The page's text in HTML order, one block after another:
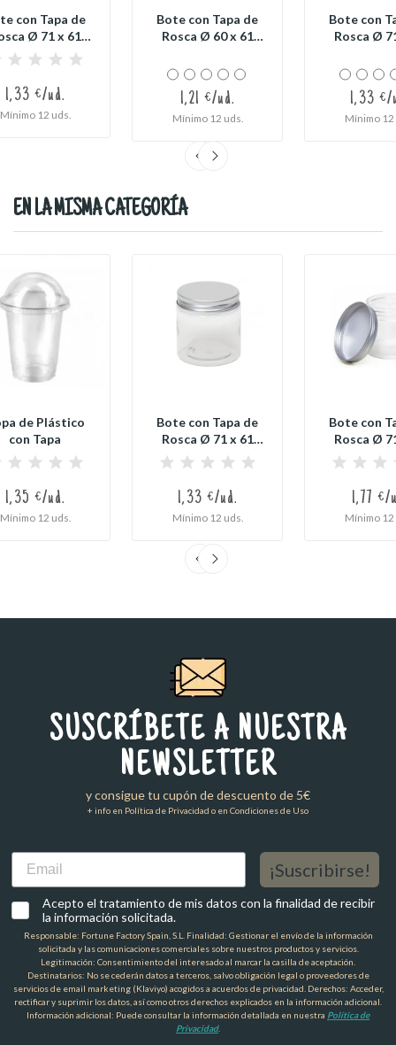
con Tapa de
Ø 71 x 61
mm
1,33 €/ud.
Mínimo 12 uds.
Bote con Tapa de
Rosca Ø 60 x 61
1,21 €/ud.
Mínimo 12 uds.
Bote con
Rosca Ø
1,33 €/
Mínimo 12
EN LA MISMA CATEGORÍA
de Plástico
con Tapa
1,35 €/ud.
Mínimo 12 uds.
Bote con Tapa de
Rosca Ø 71 x 61
mm
1,33 €/ud.
Mínimo 12 uds.
Bote con
Rosca Ø
mm
1,77 €/
Mínimo 12
SUSCRÍBETE A NUESTRA
NEWSLETTER
y consigue tu cupón de descuento de 5€
+ info en Política de Privacidad o en Condiciones de Uso
Email
¡Suscribirse!
Acepto el tratamiento de mis datos con la finalidad de recibir
la información solicitada.
Responsable: Fortune Factory Spain, S.L. Finalidad: Gestionar el envío de la información
solicitada y las comunicaciones comerciales sobre nuestros productos y servicios.
Legitimación: Consentimiento del interesado al marcar la casilla de aceptación.
Destinatarios: No se cederán datos a terceros, salvo obligación legal o proveedores de
servicios de email marketing (Klaviyo) acogidos a acuerdos de privacidad. Derechos: Acceder,
rectificar y suprimir los datos, así como otros derechos explicados en la información adicional.
Información adicional: Puede consultar la información detallada en nuestra Política de
Privacidad.